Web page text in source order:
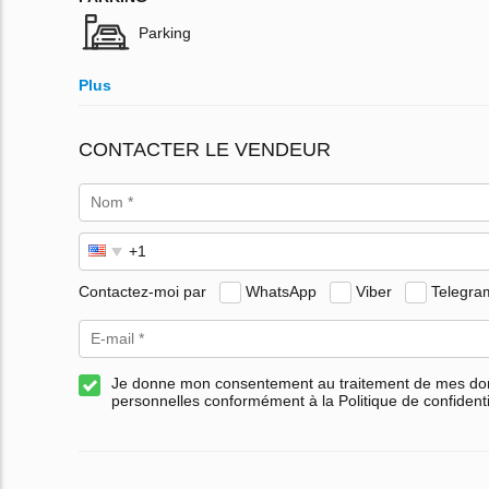
Parking
Plus
CONTACTER LE VENDEUR
Contactez-moi par WhatsApp Viber
Je donne mon consentement au traitement de mes
personnelles conformément à la Politique de